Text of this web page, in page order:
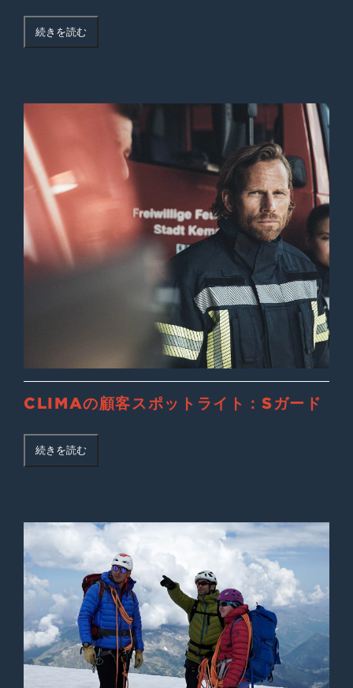
続きを読む
CLIMAの顧客スポットライト：Sガード
続きを読む